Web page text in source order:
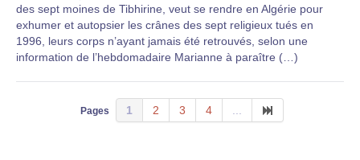
des sept moines de Tibhirine, veut se rendre en Algérie pour
exhumer et autopsier les crânes des sept religieux tués en
1996, leurs corps n’ayant jamais été retrouvés, selon une
information de l’hebdomadaire Marianne à paraître (…)
Pages 1 2 3 4